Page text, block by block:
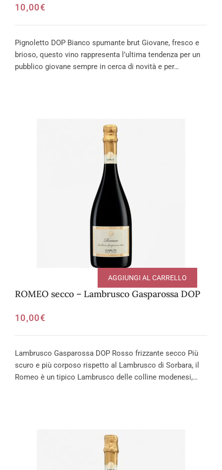
10,00€
Pignoletto DOP Bianco spumante brut Giovane, fresco e
brioso, questo vino rappresenta l’ultima tendenza per un
pubblico giovane sempre in cerca di novità e per…
ROMEO secco – Lambrusco Gasparossa DOP
10,00€
AGGIUNGI AL CARRELLO
Lambrusco Gasparossa DOP Rosso frizzante secco Più
scuro e più corposo rispetto al Lambrusco di Sorbara, il
Romeo è un tipico Lambrusco delle colline modenesi,…